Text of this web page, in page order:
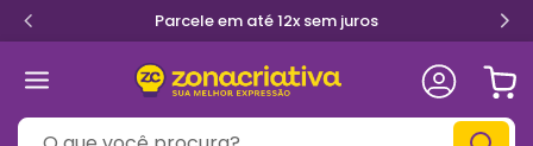
Primeira troca grátis
O que você procura?